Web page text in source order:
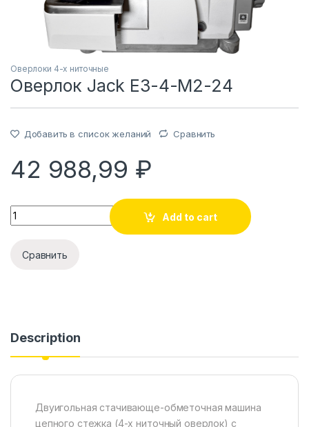
Оверлоки 4-х ниточные
Оверлок Jack E3-4-М2-24
Добавить в список желаний Сравнить
42 988,99 ₽
Оверлок Jack E3-4-М2-24 quantity
Add to cart
Сравнить
Description
Двуигольная стачивающе-обметочная машина
цепного стежка (4-х ниточный оверлок) с